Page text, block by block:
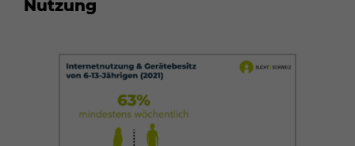
Nutzung